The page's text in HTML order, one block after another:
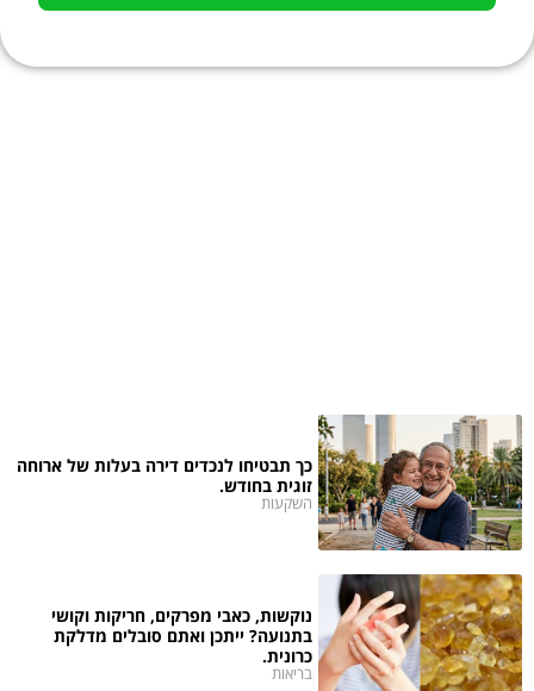
כך תבטיחו לנכדים דירה בעלות של ארוחה
זוגית בחודש.
השקעות
נוקשות, כאבי מפרקים, חריקות וקושי
בתנועה? ייתכן ואתם סובלים מדלקת
כרונית.
בריאות